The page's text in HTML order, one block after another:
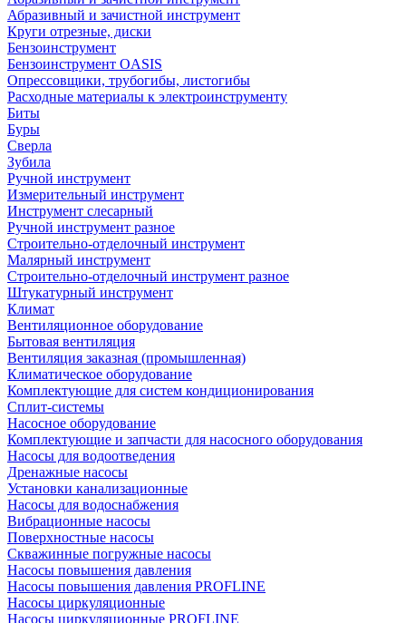
Абразивный и зачистной инструмент
Круги отрезные, диски
Бензоинструмент
Бензоинструмент OASIS
Опрессовщики, трубогибы, листогибы
Расходные материалы к электроинструменту
Биты
Буры
Сверла
Зубила
Ручной инструмент
Измерительный инструмент
Инструмент слесарный
Ручной инструмент разное
Строительно-отделочный инструмент
Малярный инструмент
Строительно-отделочный инструмент разное
Штукатурный инструмент
Климат
Вентиляционное оборудование
Бытовая вентиляция
Вентиляция заказная (промышленная)
Климатическое оборудование
Комплектующие для систем кондиционирования
Сплит-системы
Насосное оборудование
Комплектующие и запчасти для насосного оборудования
Насосы для водоотведения
Дренажные насосы
Установки канализационные
Насосы для водоснабжения
Вибрационные насосы
Поверхностные насосы
Скважинные погружные насосы
Насосы повышения давления
Насосы повышения давления PROFLINE
Насосы циркуляционные
Насосы циркуляционные PROFLINE